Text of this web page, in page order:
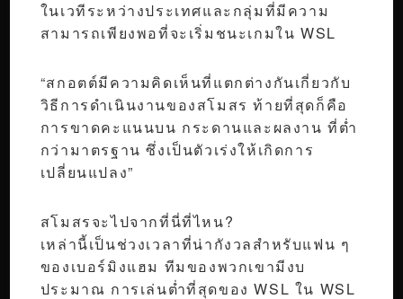
ในเวทีระหว่างประเทศและกลุ่มที่มีความ
สามารถเพียงพอที่จะเริ่มชนะเกมใน WSL
“สกอตต์มีความคิดเห็นที่แตกต่างกันเกี่ยวกับ
วิธีการดำเนินงานของสโมสร ท้ายที่สุดก็คือ
การขาดคะแนนบน กระดานและผลงาน ที่ต่ำ
กว่ามาตรฐาน ซึ่งเป็นตัวเร่งให้เกิดการ
เปลี่ยนแปลง”
สโมสรจะไปจากที่นี่ที่ไหน?
เหล่านี้เป็นช่วงเวลาที่น่ากังวลสำหรับแฟน ๆ
ของเบอร์มิงแฮม ทีมของพวกเขามีงบ
ประมาณ การเล่นต่ำที่สุดของ WSL ใน WSL